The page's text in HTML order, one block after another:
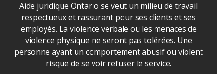
Déclaration sur la sécurité dans les locaux d'AJO.
Aide juridique Ontario se veut un milieu de travail
respectueux et rassurant pour ses clients et ses
employés. La violence verbale ou les menaces de
violence physique ne seront pas tolérées. Une
personne ayant un comportement abusif ou violent
risque de se voir refuser le service.